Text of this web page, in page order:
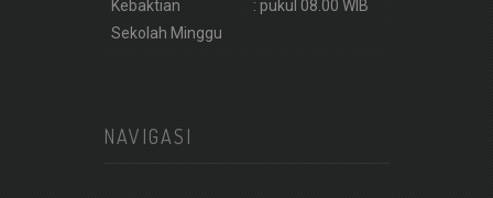
Kebaktian
Sekolah Minggu
: pukul 08.00 WIB
NAVIGASI